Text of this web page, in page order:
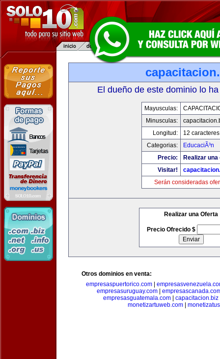
El dueño de este dominio lo
Mayusculas:
Minusculas:
Longitud:
12 caracteres
Categorias:
EducaciÃ³n
Precio:
Realizar
Visitar!
Serán consideradas
Realizar una Oferta
Precio Ofrecido $
Otros dominios en venta:
empresaspuertorico.com
empresasuruguay.com|
empresasguatemala.com
capacitacion.biz
monetizartuweb.com|